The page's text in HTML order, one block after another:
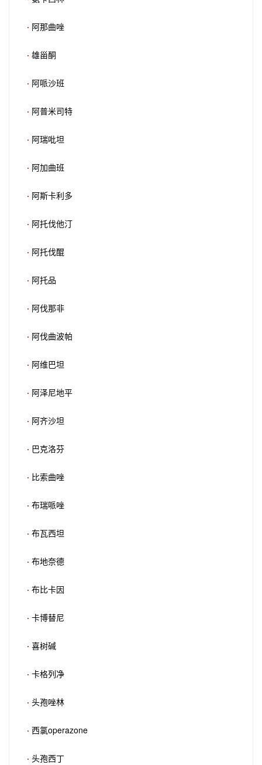
· 阿那曲唑
· 雄甾酮
· 阿哌沙班
· 阿普米司特
· 阿瑞吡坦
· 阿加曲班
· 阿斯卡利多
· 阿托伐他汀
· 阿托伐醌
· 阿托品
· 阿伐那非
· 阿伐曲波帕
· 阿维巴坦
· 阿泽尼地平
· 阿齐沙坦
· 巴克洛芬
· 比索曲唑
· 布瑞哌唑
· 布瓦西坦
· 布地奈德
· 布比卡因
· 卡博替尼
· 喜树碱
· 卡格列净
· 头孢唑林
· 西氯operazone
· 头孢西丁